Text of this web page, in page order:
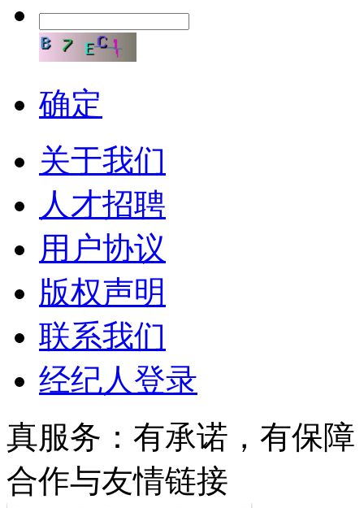
确定
关于我们
人才招聘
用户协议
版权声明
联系我们
经纪人登录
真服务：有承诺，有保障
合作与友情链接